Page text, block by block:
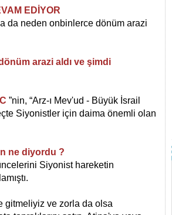
EDİYOR
da neden onbinlerce dönüm arazi
arazi aldı ve şimdi
”nin, “Arz-ı Mev'ud - Büyük İsrail
Siyonistler için daima önemli olan
ne diyordu ?
Siyonist hareketin
gitmeliyiz ve zorla da olsa